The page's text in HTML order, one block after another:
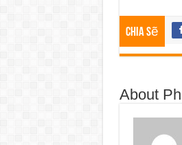
Chia sẽ
About